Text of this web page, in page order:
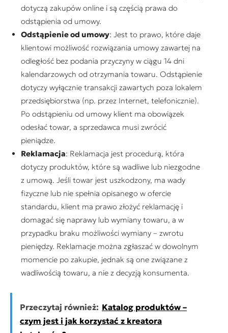
dotyczą zakupów online i są częścią prawa do
odstąpienia od umowy.
Odstąpienie od umowy: Jest to prawo, które daje
klientowi możliwość rozwiązania umowy zawartej na
odległość bez podania przyczyny w ciągu 14 dni
kalendarzowych od otrzymania towaru. Odstąpienie
dotyczy wyłącznie transakcji zawartych poza lokalem
przedsiębiorstwa (np. przez Internet, telefonicznie).
Po odstąpieniu od umowy klient ma obowiązek
odesłać towar, a sprzedawca musi zwrócić
pieniądze.
Reklamacja: Reklamacja jest procedurą, która
dotyczy produktów, które są wadliwe lub niezgodne
z umową. Jeśli towar jest uszkodzony, ma wady
fizyczne lub nie spełnia opisanego w ofercie
standardu, klient ma prawo złożyć reklamację i
domagać się naprawy lub wymiany towaru, a w
przypadku braku możliwości wymiany – zwrotu
pieniędzy. Reklamacje można zgłaszać w dowolnym
momencie po zakupie, jednak są one związane z
wadliwością towaru, a nie z decyzją konsumenta.
Przeczytaj również: Katalog produktów –
czym jest i jak korzystać z kreatora